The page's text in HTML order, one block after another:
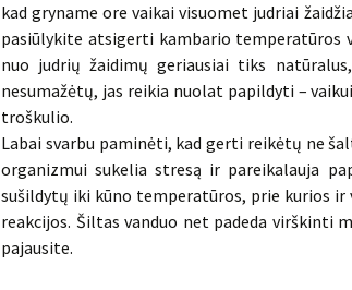
kad gryname ore vaikai visuomet judriai
pasiūlykite atsigerti kambario temperatūros
nuo judrių žaidimų geriausiai tiks
nesumažėtų, jas reikia nuolat papildyti –
troškulio.
Labai svarbu paminėti, kad gerti reikėtų ne
organizmui sukelia stresą ir pareikalauja
sušildytų iki kūno temperatūros, prie kurios
reakcijos. Šiltas vanduo net padeda virškinti
pajausite.